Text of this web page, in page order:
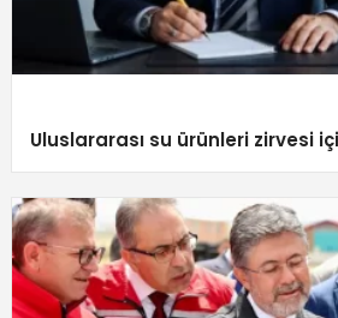
Uluslararası su ürünleri zirvesi